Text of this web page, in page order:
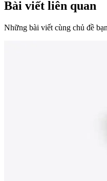
Bài viết liên quan
Những bài viết cùng chủ đề